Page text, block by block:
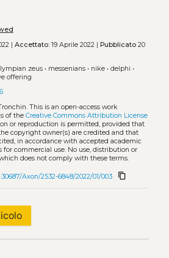
| Accettato:19 Aprile 2022 | Pubblicato20
zeus• messenians• nike• delphi •
offering
This is an open-access work
of the Creative Commons Attribution License
or reproduction is permitted, provided that
copyright owner(s) are credited and that
in accordance with accepted academic
for commercial use. No use, distribution or
does not comply with these terms.
Axon/2532-6848/2022/01/003 content_copy